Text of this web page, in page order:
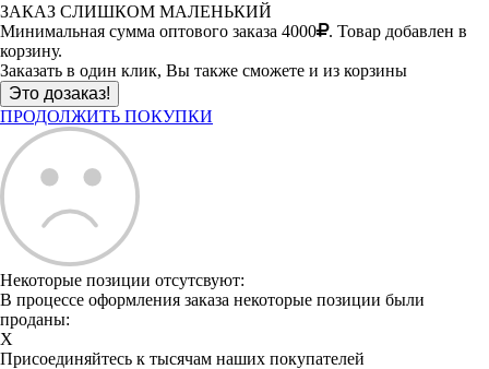
ЗАКАЗ СЛИШКОМ МАЛЕНЬКИЙ
Минимальная сумма оптового заказа 4000
. Товар добавлен в
корзину.
Заказать в один клик, Вы также сможете и из корзины
ПРОДОЛЖИТЬ ПОКУПКИ
Некоторые позиции отсутсвуют:
В процессе оформления заказа некоторые позиции были
проданы:
X
Присоединяйтесь к тысячам наших покупателей